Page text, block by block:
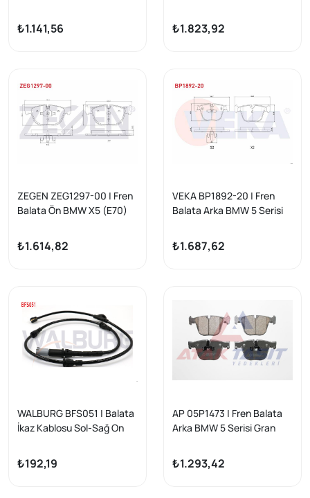
₺1.141,56
4.0 D 2014-/ X6 (F16,F86)
4.0 D 2014 -
₺1.823,92
ZEGEN ZEG1297-00 | Fren
Balata Ön BMW X5 (E70)
(E70) 3.0 Sı 2007-2012 /
BMW X5 (E70) 3.0 Sd
₺1.614,82
VEKA BP1892-20 | Fren
Balata Arka BMW 5 Serisi
2009 -
₺1.687,62
WALBURG BFS051 | Balata
İkaz Kablosu Sol-Sağ On
/ X6 (E71,E72) 2007 -
₺192,19
AP 05P1473 | Fren Balata
Arka BMW 5 Serisi Gran
2009-/ (F07) 530 D
2009-/ 7 Serisi
₺1.293,42